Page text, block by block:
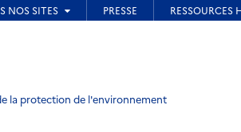
la protection de l'environnement